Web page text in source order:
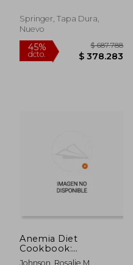
45% $ 687.788
Springer, Tapa Dura,
Nuevo
Anemia Diet
Cookbook:
Overcoming Anemia:
Johnson, Rosalie M.